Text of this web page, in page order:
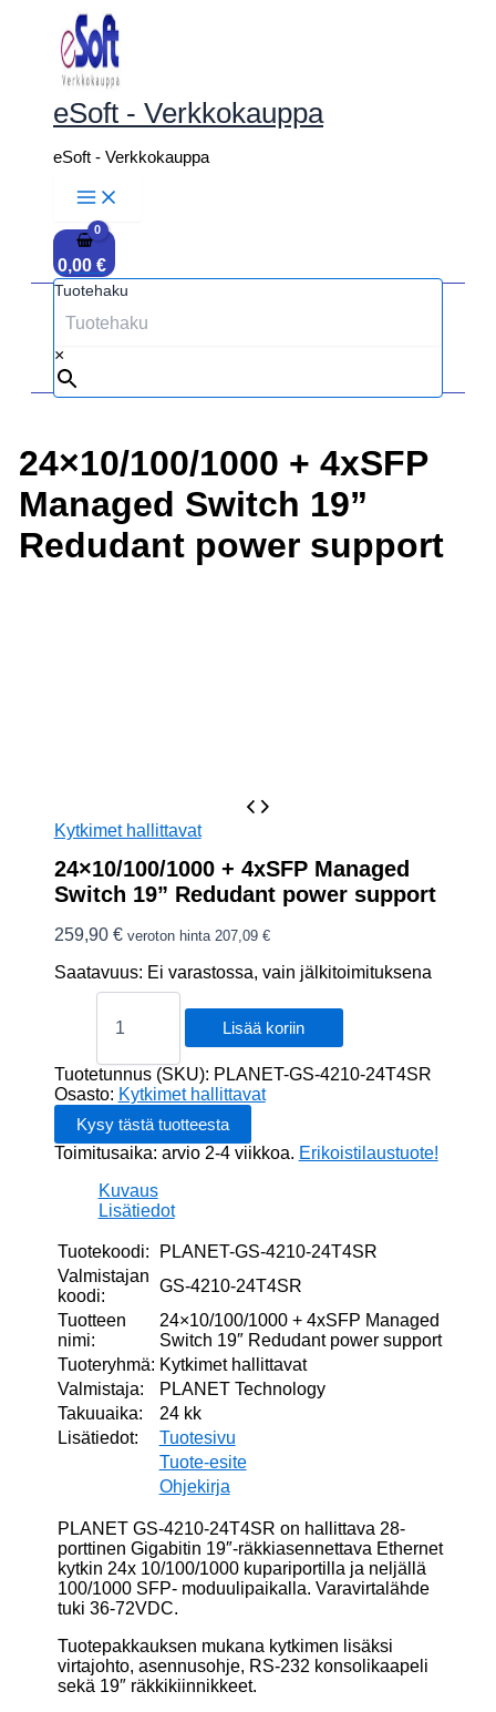
sisältöön
eSoft - Verkkokauppa
eSoft - Verkkokauppa
0,00 €
Tuotehaku
×
24×10/100/1000 + 4xSFP
Managed Switch 19”
Redudant power support
Kytkimet hallittavat
24×10/100/1000 + 4xSFP Managed
Switch 19” Redudant power support
259,90 € veroton hinta 207,09 €
Saatavuus: Ei varastossa, vain jälkitoimituksena
24x10/100/1000
Managed
Switch
19''
Redudant
power
määrä
Lisää koriin
Tuotetunnus (SKU): PLANET-GS-4210-24T4SR
Osasto: Kytkimet hallittavat
Toimitusaika: arvio 2-4 viikkoa. Erikoistilaustuote!
Kuvaus
Lisätiedot
Tuotekoodi:
PLANET-GS-4210-24T4SR
Valmistajan
koodi:
GS-4210-24T4SR
Tuotteen
nimi:
24×10/100/1000 + 4xSFP Managed
Switch 19″ Redudant power support
Tuoteryhmä: Kytkimet hallittavat
Valmistaja:
PLANET Technology
Takuuaika:
24 kk
Lisätiedot:
Tuotesivu
Tuote-esite
Ohjekirja
PLANET GS-4210-24T4SR on hallittava 28-
porttinen Gigabitin 19″-räkkiasennettava Ethernet
kytkin 24x 10/100/1000 kupariportilla ja neljällä
100/1000 SFP- moduulipaikalla. Varavirtalähde
tuki 36-72VDC.
Tuotepakkauksen mukana kytkimen lisäksi
virtajohto, asennusohje, RS-232 konsolikaapeli
sekä 19″ räkkikiinnikkeet.